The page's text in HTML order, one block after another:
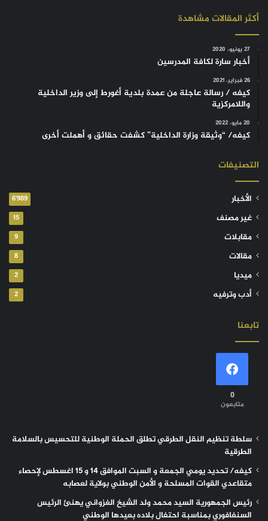
أكثر المقالات مشاهدة
27 يونيو، 2020
أخبار سارة لكافة المدرسين
26 فبراير، 2021
كيفه / رسالة عاجلة من عمدة بلدية أغورط إلى وزير الداخلية
واللامركزية
20 مايو، 2022
كيفه/ “وثيقة وزارة الداخلية” كشفت حقائق و أهملت أخرى
التصنيفات
الأخبار 6٬989
غير مصنف 15
مقابلات 9
مقالات 8
ميديا 2
أدب وترفيه 2
تابعنا
0
متابعون
سلطة تنظيم النقل الطرقي تطلق الحملة الوطنية للتحسيس بالسلامة
الطرقية
كيفه/ تحديد يومي الجمعة و السبت الموافق 14 و 15 اغسطس لإحصاء
متقاعدي القوات المسلحة و الأمن الوطني بولاية لعصابه
رئيس الجمهورية السيد محمد ولد الشيخ الغزواني يهنئ الرئيس
السنغافوري بمناسبة احتفال بلاده بعيدها الوطني